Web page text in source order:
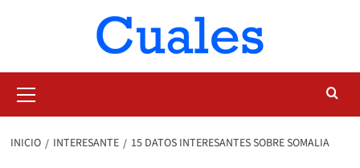
primario
INICIO INTERESANTE 15 DATOS INTERESANTES SOBRE SOMALIA